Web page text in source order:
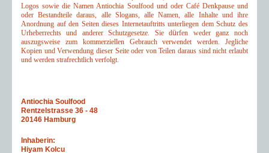
Logos sowie die Namen Antiochia Soulfood und oder Café Denkpause und
oder Bestandteile daraus, alle Slogans, alle Namen, alle Inhalte und ihre
Anordnung auf den Seiten dieses Internetauftritts unterliegen dem Schutz des
Urheberrechts und anderer Schutzgesetze. Sie dürfen weder ganz noch
auszugsweise zum kommerziellen Gebrauch verwendet werden. Jegliche
Kopien und Verwendung dieser Seite oder von Teilen daraus sind nicht erlaubt
und werden strafrechtlich verfolgt.
Antiochia Soulfood
Rentzelstrasse 36 - 48
20146 Hamburg
Inhaberin:
Hiyam Kolcu